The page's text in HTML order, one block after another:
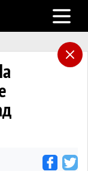
Open